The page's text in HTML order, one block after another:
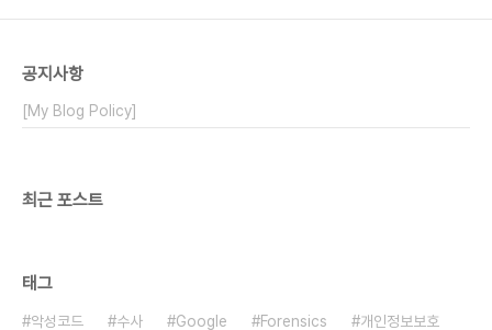
공지사항
[My Blog Policy]
최근 포스트
태그
악성코드 수사 Google Forensics
개인정보보호